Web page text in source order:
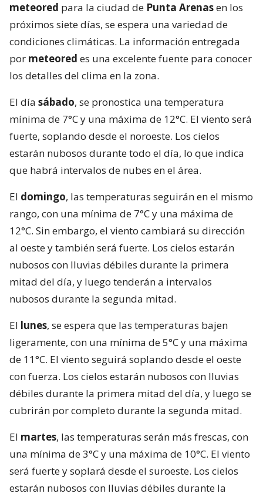
meteored para la ciudad de Punta Arenasen los
próximos siete días, se espera una variedad de
condiciones climáticas. La información entregada
por meteored es una excelente fuente para conocer
los detalles del clima en la zona.
El día sábado, se pronostica una temperatura
mínima de 7°C y una máxima de 12°C. El viento será
fuerte, soplando desde el noroeste. Los cielos
estarán nubosos durante todo el día, lo que indica
que habrá intervalos de nubes en el área.
El domingo, las temperaturas seguirán en el mismo
rango, con una mínima de 7°C y una máxima de
12°C. Sin embargo, el viento cambiará su dirección
al oeste y también será fuerte. Los cielos estarán
nubosos con lluvias débiles durante la primera
mitad del día, y luego tenderán a intervalos
nubosos durante la segunda mitad.
El lunes, se espera que las temperaturas bajen
ligeramente, con una mínima de 5°C y una máxima
de 11°C. El viento seguirá soplando desde el oeste
con fuerza. Los cielos estarán nubosos con lluvias
débiles durante la primera mitad del día, y luego se
cubrirán por completo durante la segunda mitad.
El martes, las temperaturas serán más frescas, con
una mínima de 3°C y una máxima de 10°C. El viento
será fuerte y soplará desde el suroeste. Los cielos
estarán nubosos con lluvias débiles durante la